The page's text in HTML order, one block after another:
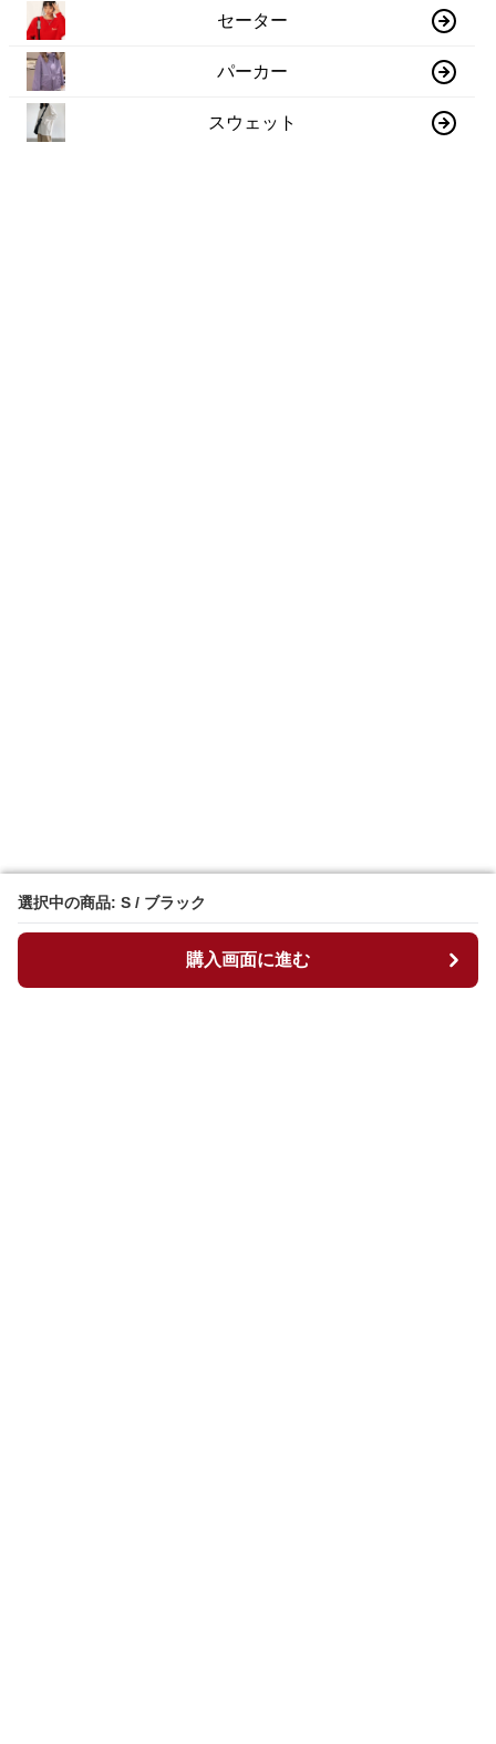
選択中の商品: S / ブラック
購入画面に進む
選択中の商品: S / ブラック
購入画面に進む
セーター
パーカー
スウェット